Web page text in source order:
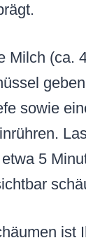
Milch (ca.
sowie
5
ist